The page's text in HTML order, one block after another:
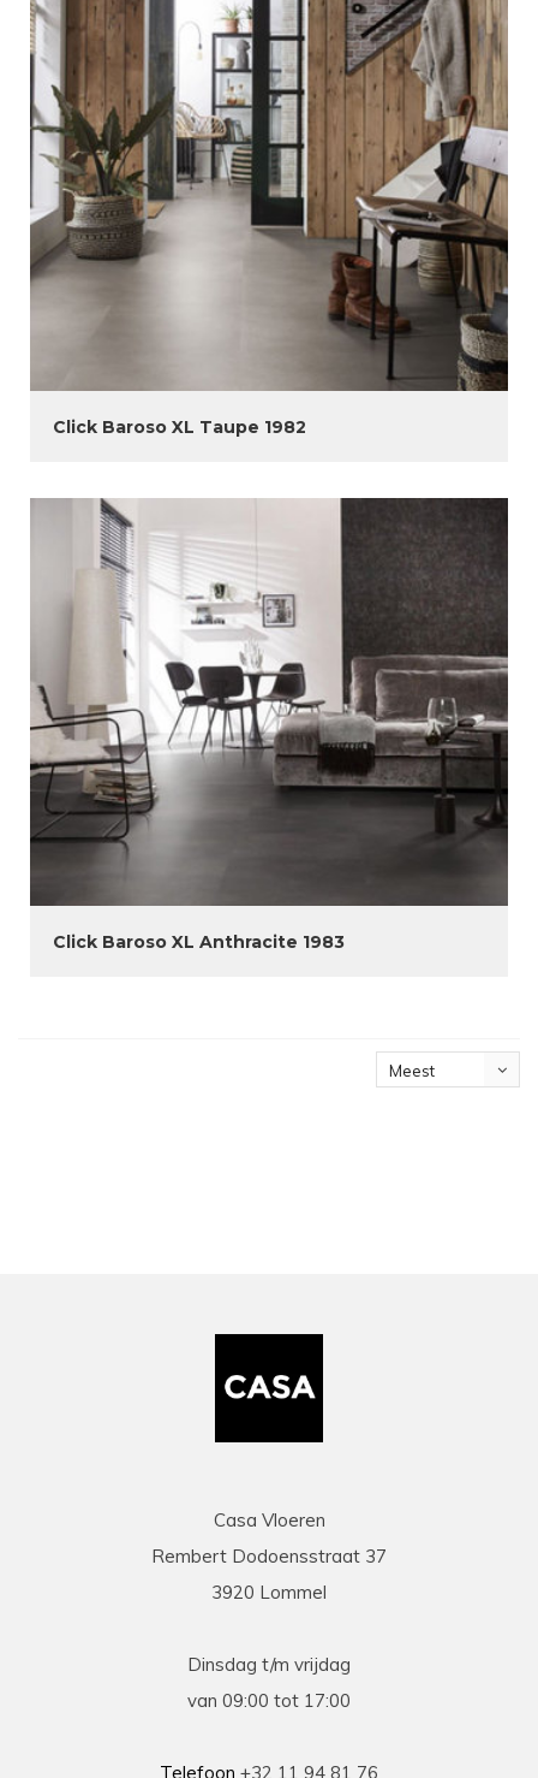
Click Baroso XL Taupe 1982
Click Baroso XL Anthracite 1983
Meest
Casa Vloeren
Rembert Dodoensstraat 37
3920 Lommel
Dinsdag t/m vrijdag
van 09:00 tot 17:00
Telefoon +32 11 94 81 76